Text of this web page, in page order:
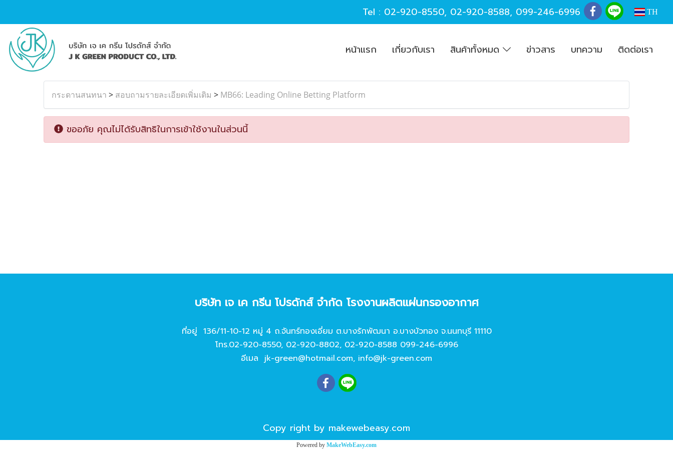
Tel : 02-920-8550, 02-920-8588, 099-246-6996 TH
หน้าแรก เกี่ยวกับเรา สินค้าทั้งหมด ข่าวสาร บทความ ติดต่อเรา
กระดานสนทนา > สอบถามรายละเอียดเพิ่มเติม > MB66: Leading Online Betting Platform
ขออภัย คุณไม่ได้รับสิทธิในการเข้าใช้งานในส่วนนี้
บริษัท เจ เค กรีน โปรดักส์ จํากัด โรงงานผลิตแผ่นกรองอากาศ
ที่อยู่ 136/11-10-12 หมู่ 4 ถ.จันทร์ทองเอี่ยม ต.บางรักพัฒนา อ.บางบัวทอง จ.นนทบุรี 11110
โทร.02-920-8550, 02-920-8802, 02-920-8588 099-246-6996
อีเมล jk-green@hotmail.com, info@jk-green.com
Copy right by makewebeasy.com
Powered by MakeWebEasy.com